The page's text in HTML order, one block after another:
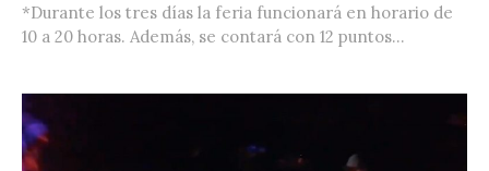
*Durante los tres días la feria funcionará en horario de
10 a 20 horas. Además, se contará con 12 puntos...